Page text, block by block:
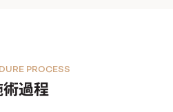
過程
PROCESS